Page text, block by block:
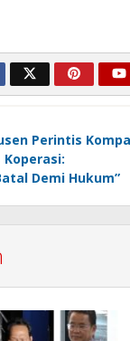
Perintis
Koperasi:
Demi Hukum”